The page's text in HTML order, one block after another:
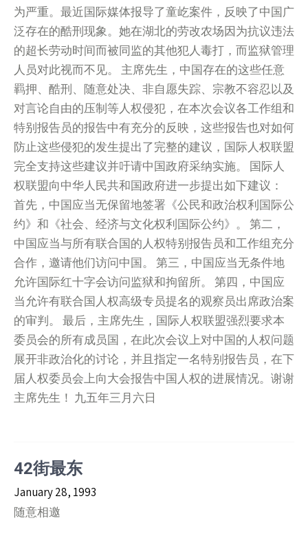
为严重。最近国际媒体报导了童屹案件，反映了中国广
泛存在的酷刑现象。她在湖北的劳改农场因为抗议违法
的超长劳动时间而被同监的其他犯人毒打，而监狱管理
人员对此视而不见。 主席先生，中国存在的这些任意
羁押、酷刑、随意处决、非自愿失踪、宗教不容忍以及
对言论自由的压制等人权侵犯，在本次会议各工作组和
特别报告员的报告中有充分的反映，这些报告也对如何
防止这些侵犯的发生提出了完整的建议，国际人权联盟
完全支持这些建议并吁请中国政府采纳实施。 国际人
权联盟向中华人民共和国政府进一步提出如下建议：
首先，中国应当无保留地签署《公民和政治权利国际公
约》和《社会、经济与文化权利国际公约》。 第二，
中国应当与所有联合国的人权特别报告员和工作组充分
合作，邀请他们访问中国。 第三，中国应当无条件地
允许国际红十字会访问监狱和拘留所。 第四，中国应
当允许有联合国人权高级专员提名的观察员出席政治案
的审判。 最后，主席先生，国际人权联盟强烈要求本
委员会的所有成员国，在此次会议上对中国的人权问题
展开非政治化的讨论，并且指定一名特别报告员，在下
届人权委员会上向大会报告中国人权的进展情况。谢谢
主席先生！ 九五年三月六日
42街最东
January 28, 1993
随意相邀